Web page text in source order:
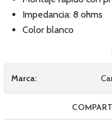
Impedancia: 8 ohms
Color blanco
Marca: